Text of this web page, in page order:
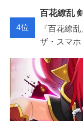
4位
百花繚乱
『百花繚
ザ・スマホ